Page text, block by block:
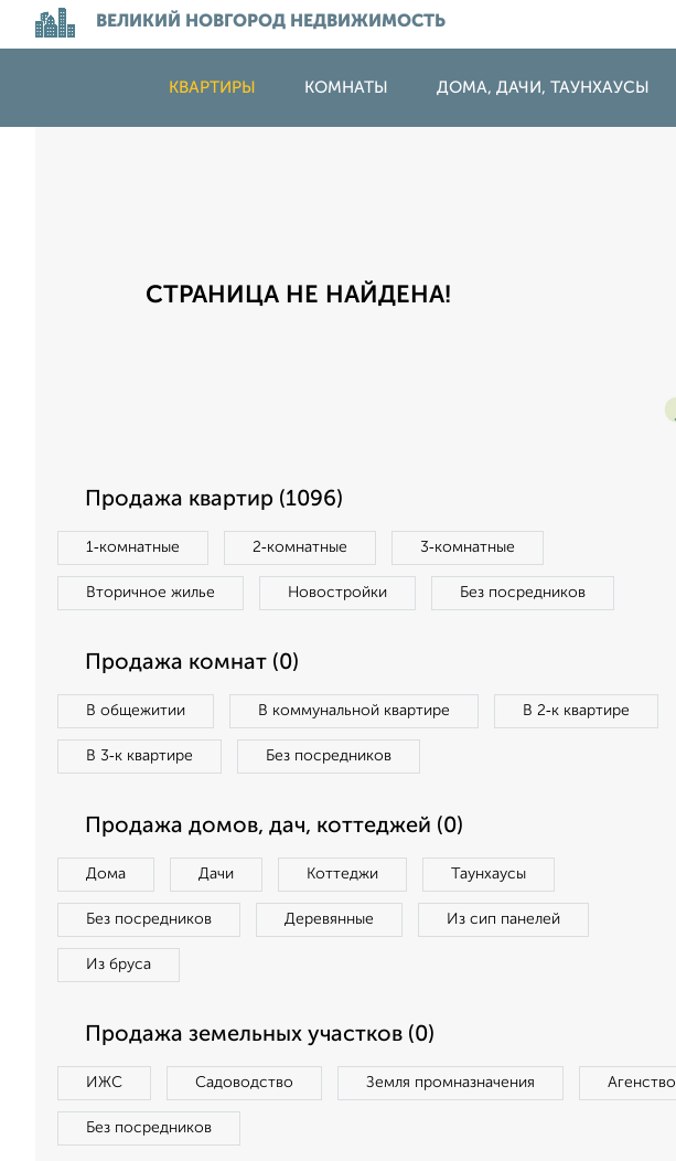
ВЕЛИКИЙ НОВГОРОД НЕДВИЖИМОСТЬ
КВАРТИРЫ КОМНАТЫ ДОМА, ДАЧИ, ТАУНХАУСЫ
СТРАНИЦА НЕ НАЙДЕНА!
Продажа квартир (1096)
1‑комнатные 2‑комнатные 3‑комнатные
Вторичное жилье Новостройки Без посредников
Продажа комнат (0)
В общежитии В коммунальной квартире В 2‑к квартире
В 3‑к квартире Без посредников
Продажа домов, дач, коттеджей (0)
Дома Дачи Коттеджи Таунхаусы
Без посредников Деревянные Из сип панелей
Из бруса
Продажа земельных участков (0)
ИЖС Садоводство Земля промназначения Агенство
Без посредников